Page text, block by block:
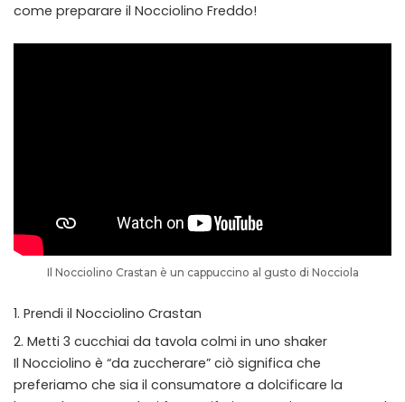
come preparare il Nocciolino Freddo!
Il Nocciolino Crastan è un cappuccino al gusto di Nocciola
Prendi il Nocciolino Crastan
Metti 3 cucchiai da tavola colmi in uno shaker
Il Nocciolino è “da zuccherare” ciò significa che
preferiamo che sia il consumatore a dolcificare la